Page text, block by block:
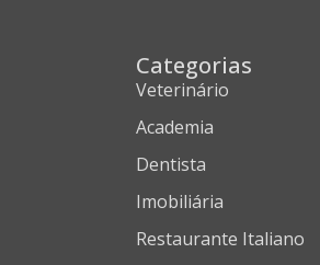
Categorias
Veterinário
Academia
Dentista
Imobiliária
Restaurante Italiano